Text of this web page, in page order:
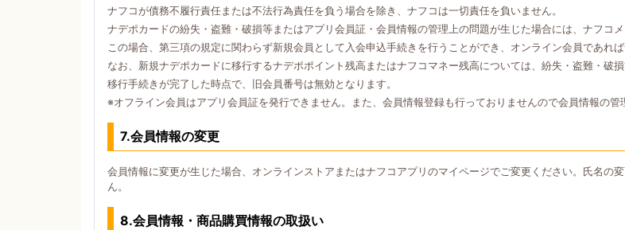
ナフコが債務不履行責任または不法行為責任を負う場合を除き、ナフコは一切責任を負いません。
ナデポカードの紛失・盗難・破損等またはアプリ会員証・会員情報の管理上の問題が生じた場合には、ナフコ
この場合、第三項の規定に関わらず新規会員として入会申込手続きを行うことができ、オンライン会員であれ
なお、新規ナデポカードに移行するナデポポイント残高またはナフコマネー残高については、紛失・盗難・破
移行手続きが完了した時点で、旧会員番号は無効となります。
※オフライン会員はアプリ会員証を発行できません。また、会員情報登録も行っておりませんので会員情報の管
7.会員情報の変更
会員情報に変更が生じた場合、オンラインストアまたはナフコアプリのマイページでご変更ください。氏名の
ん。
8.会員情報・商品購買情報の取扱い